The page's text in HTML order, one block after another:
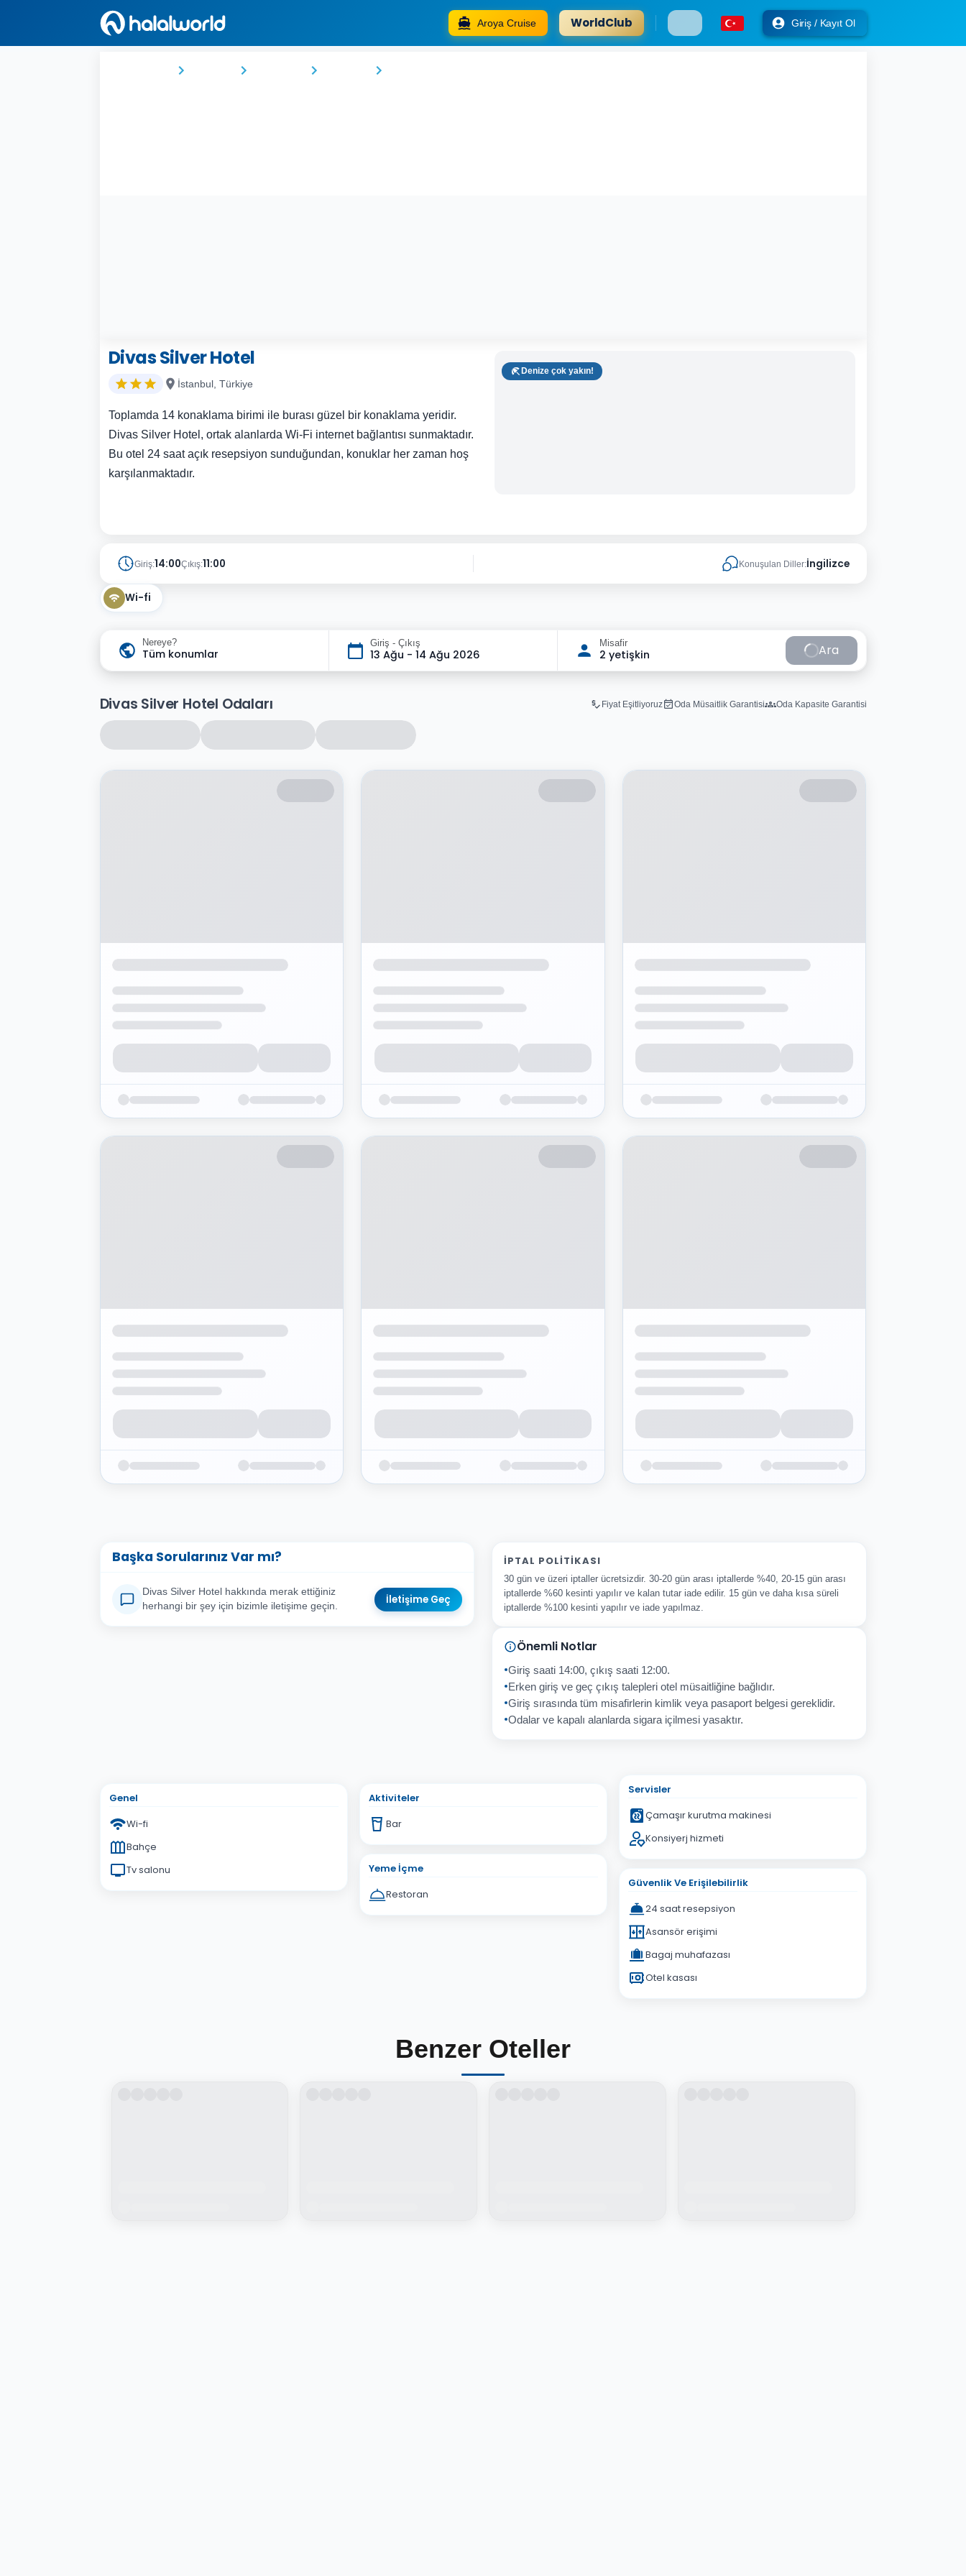
Aroya Cruise WorldClub Giriş / Kayıt Ol
Divas Silver Hotel
İstanbul, Türkiye
Toplamda 14 konaklama birimi ile burası güzel bir konaklama yeridir.
Divas Silver Hotel, ortak alanlarda Wi-Fi internet bağlantısı sunmaktadır.
Bu otel 24 saat açık resepsiyon sunduğundan, konuklar her zaman hoş
karşılanmaktadır.
Denize çok yakın!
Giriş:14:00Çıkış:11:00 Konuşulan Diller:İngilizce
Wi-fi
Nereye?
Tüm konumlar
Giriş - Çıkış
13 Ağu - 14 Ağu 2026
Misafir
2 yetişkin Ara
Divas Silver Hotel Odaları Fiyat Eşitliyoruz Oda Müsaitlik Garantisi Oda Kapasite Garantisi
Başka Sorularınız Var mı?
Divas Silver Hotel hakkında merak ettiğiniz
herhangi bir şey için bizimle iletişime geçin.
İletişime Geç
İPTAL POLITIKASI
30 gün ve üzeri iptaller ücretsizdir. 30-20 gün arası iptallerde %40, 20-15 gün arası
iptallerde %60 kesinti yapılır ve kalan tutar iade edilir. 15 gün ve daha kısa süreli
iptallerde %100 kesinti yapılır ve iade yapılmaz.
Önemli Notlar
Giriş saati 14:00, çıkış saati 12:00.
Erken giriş ve geç çıkış talepleri otel müsaitliğine bağlıdır.
Giriş sırasında tüm misafirlerin kimlik veya pasaport belgesi gereklidir.
Odalar ve kapalı alanlarda sigara içilmesi yasaktır.
Genel
Wi-fi
Bahçe
Tv salonu
Aktiviteler
Bar
Yeme İçme
Restoran
Servisler
Çamaşır kurutma makinesi
Konsiyerj hizmeti
Güvenlik Ve Erişilebilirlik
24 saat resepsiyon
Asansör erişimi
Bagaj muhafazası
Otel kasası
Benzer Oteller